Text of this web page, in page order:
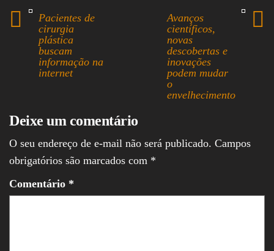
bo
ok
ea
ds
ail
Pacientes de
cirurgia
plástica
buscam
informação na
internet
Avanços
científicos,
novas
descobertas e
inovações
podem mudar
o
envelhecimento
Deixe um comentário
O seu endereço de e-mail não será publicado. Campos
obrigatórios são marcados com *
Comentário *